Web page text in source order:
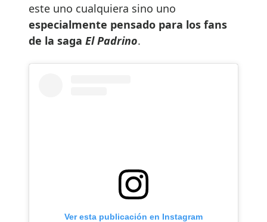
este uno cualquiera sino uno
especialmente pensado para los fans
de la saga El Padrino.
Ver esta publicación en Instagram